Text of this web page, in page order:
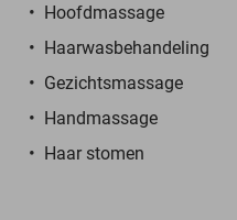
Hoofdmassage
Haarwasbehandeling
Gezichtsmassage
Handmassage
Haar stomen